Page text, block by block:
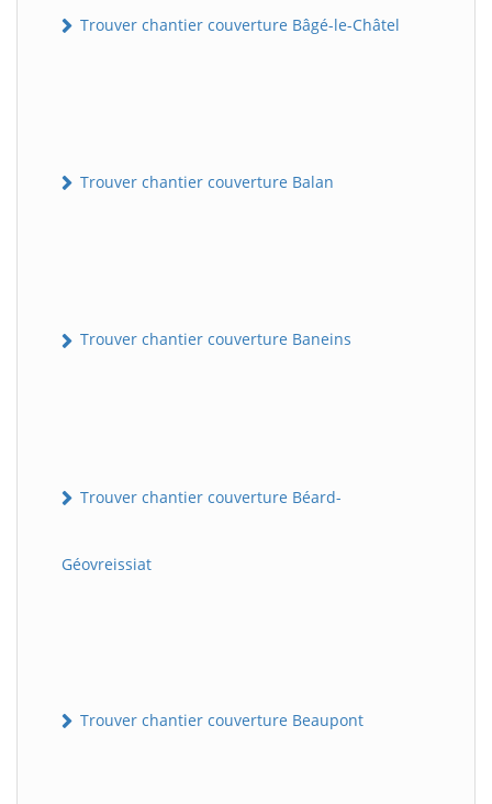
Trouver chantier couverture Bâgé-le-Châtel
Trouver chantier couverture Balan
Trouver chantier couverture Baneins
Trouver chantier couverture Béard-
Géovreissiat
Trouver chantier couverture Beaupont